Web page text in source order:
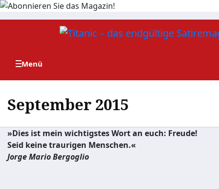
Zum
September 2015
»Dies ist mein wichtigstes Wort an euch: Freude!
Seid keine traurigen Menschen.«
Jorge Mario Bergoglio